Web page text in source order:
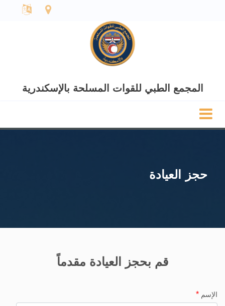
المجمع الطبي للقوات المسلحة بالإسكندرية
حجز العيادة
قم بحجز العيادة مقدماً
الإسم*